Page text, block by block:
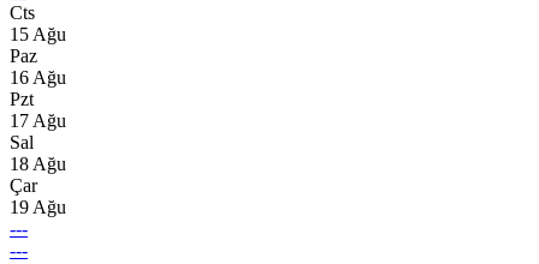
Cts
15 Ağu
Paz
16 Ağu
Pzt
17 Ağu
Sal
18 Ağu
Çar
19 Ağu
---
---